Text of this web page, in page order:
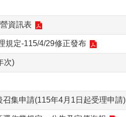
資訊表
規定-115/4/29修正發布
次)
集申請(115年4月1日起受理申請)